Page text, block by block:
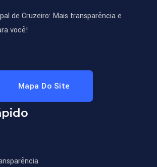
de Cruzeiro: Mais transparência e
você!
Mapa Do Site